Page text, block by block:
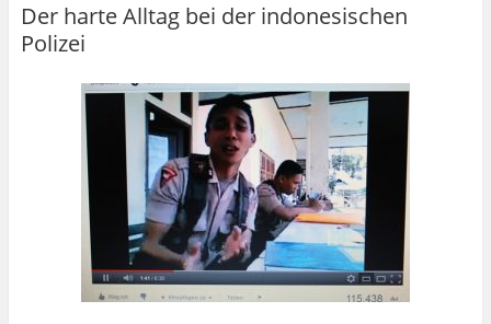
Der harte Alltag bei der indonesischen
Polizei